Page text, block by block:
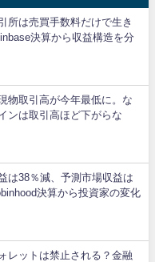
所は売買手数料だけで生き
決算から収益構造を分
物取引高が今年最低に。な
ンは取引高ほど下がらな
は38％減、予測市場収益は
決算から投資家の変化
レットは禁止される？金融